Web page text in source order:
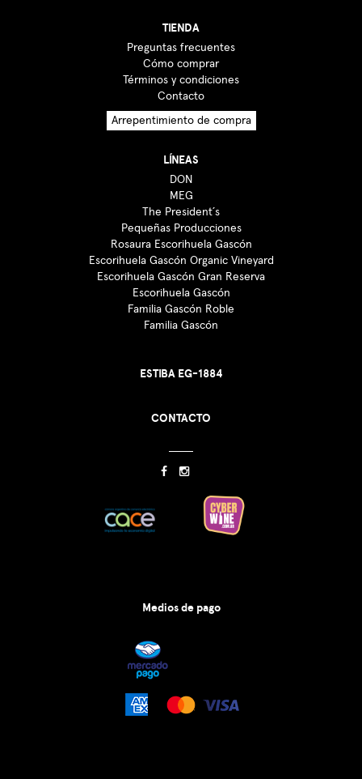
TIENDA
Preguntas frecuentes
Cómo comprar
Términos y condiciones
Contacto
Arrepentimiento de compra
LÍNEAS
DON
MEG
The President´s
Pequeñas Producciones
Rosaura Escorihuela Gascón
Escorihuela Gascón Organic Vineyard
Escorihuela Gascón Gran Reserva
Escorihuela Gascón
Familia Gascón Roble
Familia Gascón
ESTIBA EG-1884
CONTACTO
Medios de pago